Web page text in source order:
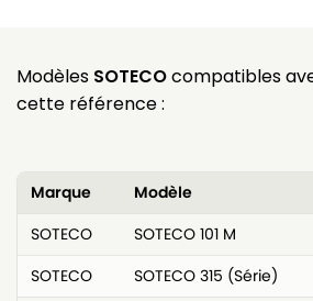
Modèles SOTECOcompatibles
cette référence :
Marque
Modèle
SOTECO
SOTECO 101 M
SOTECO
SOTECO 315 (Série)